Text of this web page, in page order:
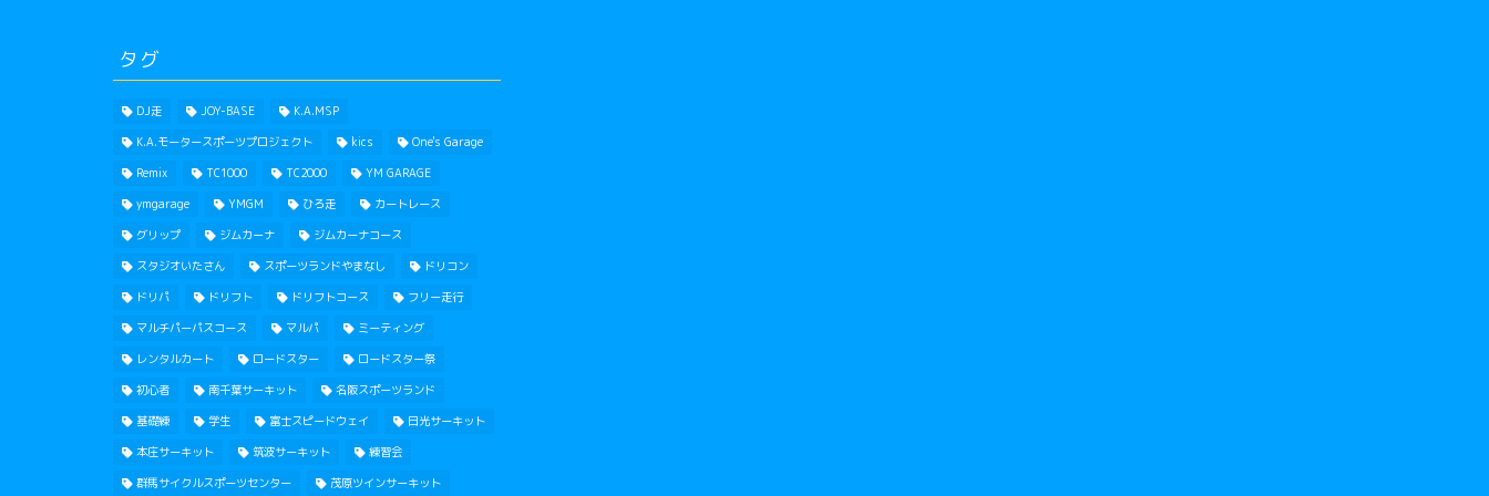
タグ
DJ走 JOY-BASE
K.A.MSP
K.A.モータースポーツプロジェクト
kics
One's Garage
Remix
TC1000 TC2000
YM GARAGE
ymgarage
YMGM ひろ走
カートレース
グリップ
ジムカーナ
ジムカーナコース
スタジオいたさん
スポーツランドやまなし
ドリコン
ドリパ
ドリフト ドリフトコース
フリー走行
マルチパーパスコース
マルパ
ミーティング
レンタルカート
ロードスター
ロードスター祭
初心者
南千葉サーキット
名阪スポーツランド
基礎練
学生 富士スピードウェイ
日光サーキット
本庄サーキット
筑波サーキット
練習会
群馬サイクルスポーツセンター
茂原ツインサーキット